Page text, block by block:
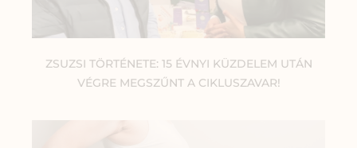
ZSUZSI TÖRTÉNETE: 15 ÉVNYI KÜZDELEM UTÁN
VÉGRE MEGSZŰNT A CIKLUSZAVAR!